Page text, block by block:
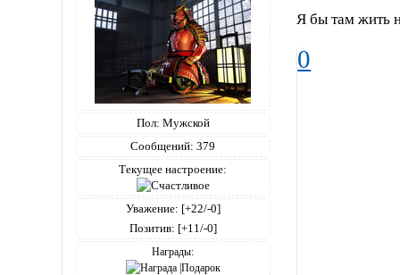
Пол: Мужской
Сообщений: 379
Текущее настроение:
Уважение: [+22/-0]
Позитив: [+11/-0]
Награды:
Я бы там жить
0